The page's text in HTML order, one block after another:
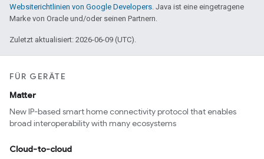
Websiterichtlinien von Google Developers. Java ist eine eingetragene
Marke von Oracle und/oder seinen Partnern.
Zuletzt aktualisiert: 2026-06-09 (UTC).
FÜR GERÄTE
Matter
New IP-based smart home connectivity protocol that enables
broad interoperability with many ecosystems
Cloud-to-cloud